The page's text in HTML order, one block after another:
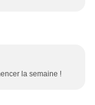
la semaine !